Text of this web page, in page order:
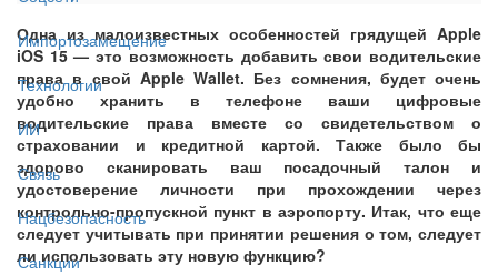
Импортозамещение
Технологии
ИИ
Связь
Нацбезопасность
Санкции
Одна из малоизвестных особенностей грядущей Apple
iOS 15 — это возможность добавить свои водительские
права в свой Apple Wallet. Без сомнения, будет очень
удобно хранить в телефоне ваши цифровые
водительские права вместе со свидетельством о
страховании и кредитной картой. Также было бы
здорово сканировать ваш посадочный талон и
удостоверение личности при прохождении через
контрольно-пропускной пункт в аэропорту. Итак, что еще
следует учитывать при принятии решения о том, следует
ли использовать эту новую функцию?